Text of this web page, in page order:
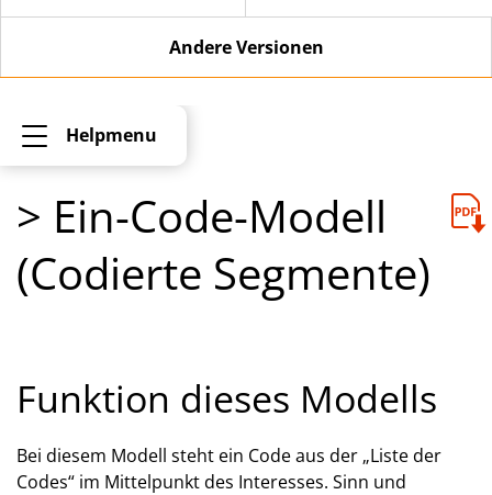
Andere Versionen
Helpmenu
> Ein-Code-Modell
(Codierte Segmente)
Funktion dieses Modells
Bei diesem Modell steht ein Code aus der „Liste der
Codes“ im Mittelpunkt des Interesses. Sinn und